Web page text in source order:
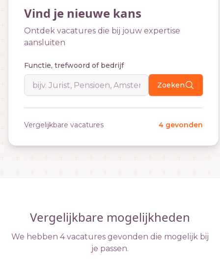
Vind je nieuwe kans
Ontdek vacatures die bij jouw expertise
aansluiten
Functie, trefwoord of bedrijf
Zoeken
Vergelijkbare vacatures 4 gevonden
Vergelijkbare mogelijkheden
We hebben 4 vacatures gevonden die mogelijk bij
je passen.